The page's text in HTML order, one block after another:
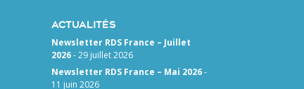
Actualités
Newsletter RDS France – Juillet
2026-29 juillet 2026
Newsletter RDS France – Mai 2026-
11 juin 2026